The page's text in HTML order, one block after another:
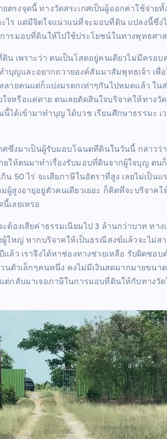
รงจุดนี้ ทางวัดสระเกศเป็นผู้ออกค่าใช้จ่าย
ไร แต่มีจิตใจแน่วแน่ที่จะมอบที่ดิน แปลงนี้ซึ่
ารมอบที่ดินให้ไปใช้ประโยชน์ในทางพุทธศา
เพราะว่า ตนเป็นโสดอยู่คนเดียวไม่มีครอ
ญและอยากถวายองค์สัมมาสัมพุทธเจ้า เพื่อ
ายคนแต่ก็แบ่งมรดกเท่าๆกันไปหมดแล้ว ใน
หรือแค่ตาย ตนเลยตัดสินใจบริจาคให้ทางวั
ได้เข้ามาทำบุญ ได้บวช เรียนศึกษาธรรมะ เว
ศซึ่งมาเป็นผู้รับมอบโฉนดที่ดินในวันนี้ กล่าวว่
ให้ตนมาทำเรื่องรับมอบที่ดินจากผู้ใจบุญ ตน
50 ไร่ จะเสียภาษีในอัตราที่สูง เลยไม่เป็น
ผู้สูงอายุอยู่ตัวคนเดียวเยอะ ก็คิดที่จะบริจาค
เลยเหรอ
องเสียค่าธรรมเนียมไป 3 ล้านกว่าบาท ทา
ผู้ใหญ่ หากบริจาคให้เป็นธรณีสงฆ์แล้วจะไม่
ล้ว เราจึงได้หาช่องทางช่วยเหลือ รับผิดชอบ
วนตัวเล็กๆคนหนึ่ง คงไม่มีเงินสดมากมายขน
กลับมาเจอภาษีในการมอบที่ดินให้กับทางวั